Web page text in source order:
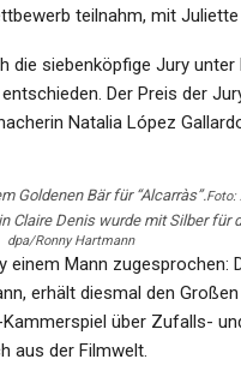
teilnahm, mit
die siebenköpfige Jury
Der Preis der
Natalia López
Goldenen Bär für “Alcarràs”.Foto:
Claire Denis wurde mit Silber für
dpa/Ronny Hartmann
Mann zugesprochen:
erhält diesmal den
über Zufalls-
aus der Filmwelt.
Arte-
12, 2024